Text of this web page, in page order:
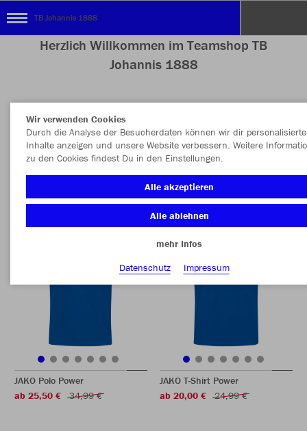
TB Johannis 1888
Herzlich Willkommen im Teamshop TB
Johannis 1888
Nachhaltig Farbe
JAKO Polo Power
ab 25,50 €
34,99 €
JAKO T-Shirt Power
ab 20,00 €
24,99 €
Wir verwenden Cookies
Durch die Analyse der Besucherdaten können wir dir personalisierte
Inhalte anzeigen und unsere Website verbessern. Weitere
zu den Cookies findest Du in den Einstellungen.
Alle akzeptieren
Alle ablehnen
mehr Infos
Datenschutz
Impressum